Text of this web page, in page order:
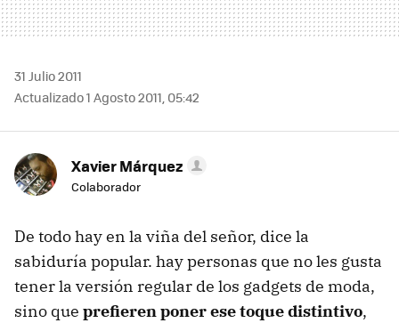
31 Julio 2011
Actualizado 1 Agosto 2011, 05:42
Xavier Márquez
Colaborador
De todo hay en la viña del señor, dice la
sabiduría popular. hay personas que no les gusta
tener la versión regular de los gadgets de moda,
sino que prefieren poner ese toque distintivo,